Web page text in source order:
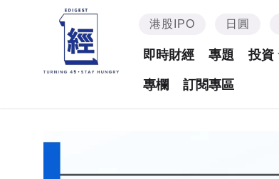
港股IPO 日圓
即時財經 專題 投資
專欄 訂閱專區